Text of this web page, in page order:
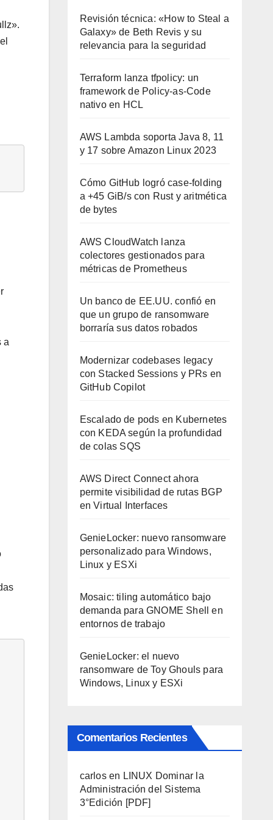
a
Revisión técnica: «How to Steal a
Galaxy» de Beth Revis y su
relevancia para la seguridad
Terraform lanza tfpolicy: un
framework de Policy-as-Code
nativo en HCL
AWS Lambda soporta Java 8, 11
y 17 sobre Amazon Linux 2023
Cómo GitHub logró case-folding
a +45 GiB/s con Rust y aritmética
de bytes
AWS CloudWatch lanza
colectores gestionados para
métricas de Prometheus
Un banco de EE.UU. confió en
que un grupo de ransomware
borraría sus datos robados
Modernizar codebases legacy
con Stacked Sessions y PRs en
GitHub Copilot
Escalado de pods en Kubernetes
con KEDA según la profundidad
de colas SQS
AWS Direct Connect ahora
permite visibilidad de rutas BGP
en Virtual Interfaces
GenieLocker: nuevo ransomware
personalizado para Windows,
Linux y ESXi
Mosaic: tiling automático bajo
demanda para GNOME Shell en
entornos de trabajo
GenieLocker: el nuevo
ransomware de Toy Ghouls para
Windows, Linux y ESXi
Comentarios Recientes
carlosen LINUX Dominar la
Administración del Sistema
3°Edición [PDF]